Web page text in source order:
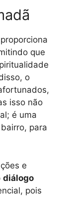
que
o
isso não
é uma
para
e
diálogo
pois